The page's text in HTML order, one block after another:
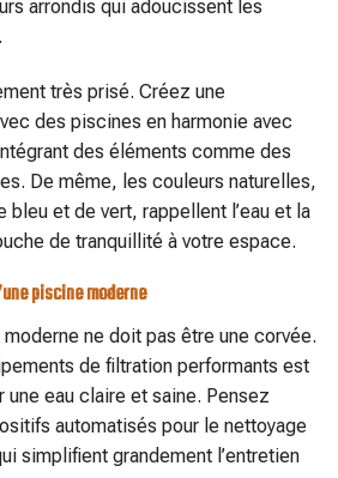
arrondis qui adoucissent les
très prisé. Créez une
des piscines en harmonie avec
des éléments comme des
De même, les couleurs naturelles,
et de vert, rappellent l’eau et la
de tranquillité à votre espace.
piscine moderne
ne doit pas être une corvée.
de filtration performants est
une eau claire et saine. Pensez
automatisés pour le nettoyage
simplifient grandement l’entretien